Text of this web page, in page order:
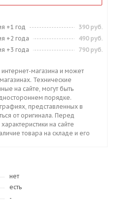
+1 год
390 руб.
+2 года
490 руб.
+3 года
790 руб.
магазина и может
Технические
на сайте, могут быть
порядке.
представленных в
от оригинала. Перед
на сайте
товара на складе и его
нет
есть
-